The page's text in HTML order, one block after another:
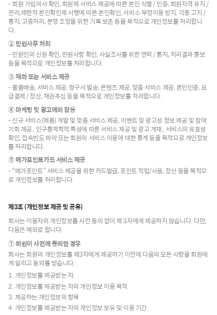
- 회원 가입의사 확인, 회원제 서비스 제공에 따른 본인 식별 / 인증, 회원자격 유지 /
관리,제한적 본인확인제 시행에 따른 본인확인, 서비스 부정이용 방지, 각종 고지 /
통지, 고충처리, 분쟁 조정을 위한 기록 보존 등을 목적으로 개인정보를 처리합니
다.
② 민원사무 처리
- 민원인의 신원 확인, 민원사항 확인, 사실조사를 위한 연락 / 통지, 처리결과 통보
등을 목적으로 개인정보를 처리합니다.
③ 재화 또는 서비스 제공
- 물품배송, 서비스 제공, 청구서 발송, 콘텐츠 제공, 맞춤 서비스 제공, 본인인증, 요
금결제 / 정산, 채권추심 등을 목적으로 개인정보를 처리합니다.
④ 마케팅 및 광고에의 활용
- 신규 서비스(제품) 개발 및 맞춤 서비스 제공, 이벤트 및 광고성 정보 제공 및 참여
기회 제공 , 인구통계학적 특성에 따른 서비스 제공 및 광고 게재 , 서비스의 유효성
확인, 접속빈도 파악 또는 회원의 서비스 이용에 대한 통계 등을 목적으로 개인정보
를 처리합니다.
⑤ 메가포인트카드 서비스 제공
- “메가포인트” 서비스 제공을 위한 카드발급, 포인트 적립/사용, 정산 등을 목적으
로 개인정보를 처리합니다.
제3조 (개인정보 제공 및 공유)
회사는 이용자의 개인정보를 사전 동의 없이 제 3자에게 제공하지 않습니다. 다만,
다음은 예외로 합니다.
① 회원이 사전에 동의한 경우
회사는 회원의 개인정보를 제3자에게 제공하기 이전에 다음의 모든 사항을 회원에
게 알리고 동의를 받습니다.
1. 개인정보를 제공받는 자.
2. 개인정보를 제공받는 자의 개인정보 이용 목적
3. 제공하는 개인정보의 항목
4. 개인정보를 제공받는 자의 개인정보 보유 및 이용 기간